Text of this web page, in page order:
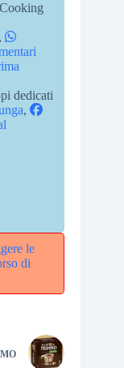
,
dedicati
,
le
di